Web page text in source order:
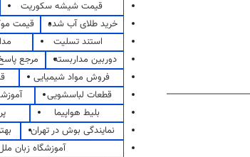
قیمت شیشه سکوریت
خرید طلای آب شده
قیمت
استند تسلیت
دوربین مداربسته
مرجع
فروش مواد شیمیایی
قطعات لباسشویی
بلیط هواپیما
نمایندگی بوش در تهران
آموزشگاه زبان